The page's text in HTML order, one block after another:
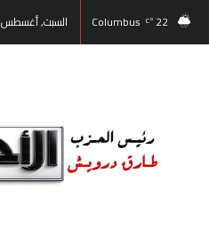
22
°C
Columbus السبت, أغسطس 8, 2026